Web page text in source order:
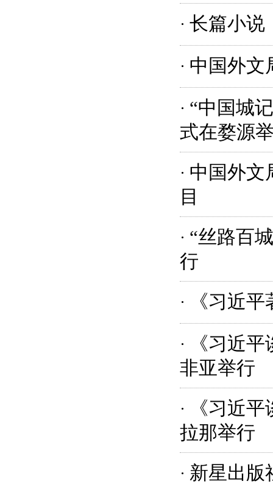
· 长篇小说
· 中国外文
· “中国城
式在婺源
· 中国外文
目
· “丝路百
行
· 《习近
· 《习近
非亚举行
· 《习近
拉那举行
· 新星出版